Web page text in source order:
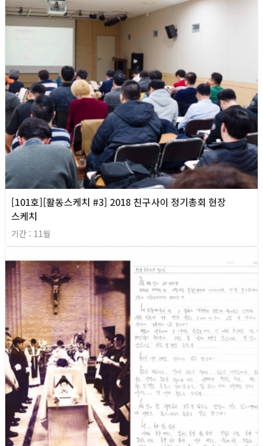
[101호][활동스케치 #3] 2018 친구사이 정기총회 현장
스케치
기간 : 11월
2018년